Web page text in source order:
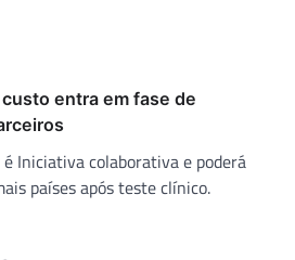
entra em fase de
Iniciativa colaborativa e poderá
países após teste clínico.